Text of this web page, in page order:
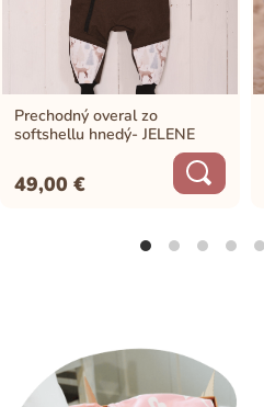
Prechodný overal zo
softshellu hnedý- JELENE
49,00€